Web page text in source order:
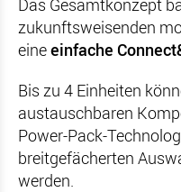
Das Gesamtkonzept
zukunftsweisenden
eineeinfache
Bis zu 4 Einheiten
austauschbaren
Power-Pack-
breitgefächerten
werden.